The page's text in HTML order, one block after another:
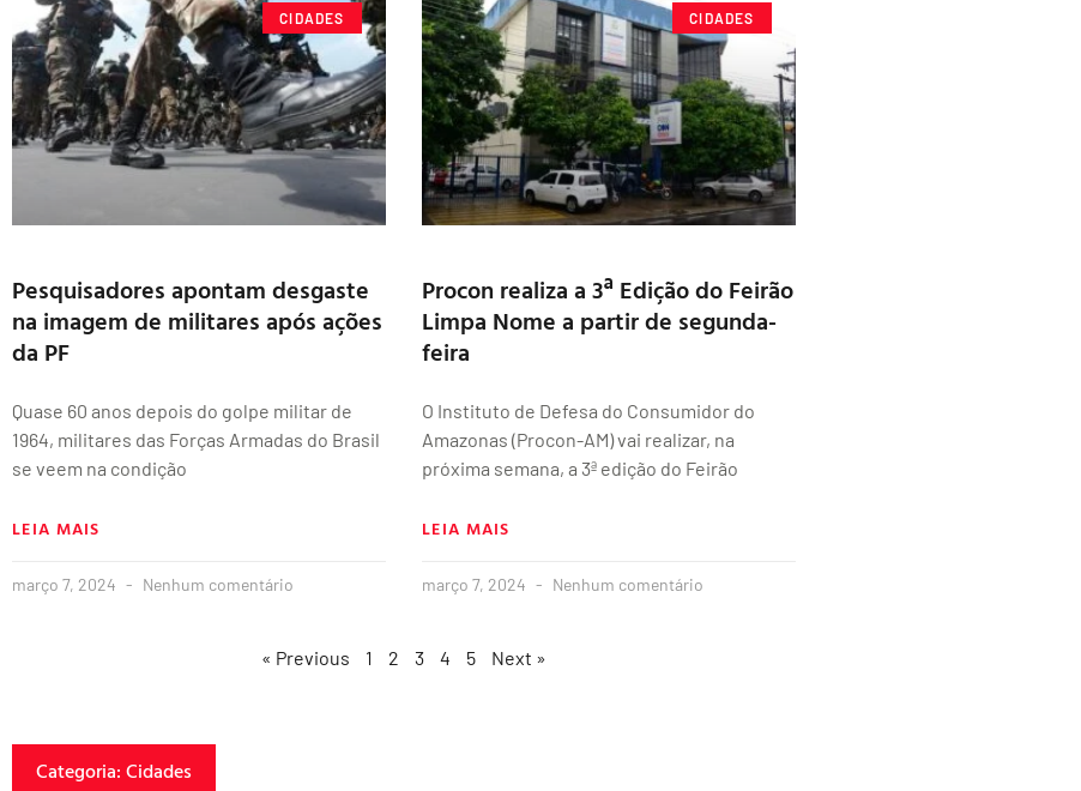
CIDADES
Pesquisadores apontam desgaste
na imagem de militares após ações
da PF
Quase 60 anos depois do golpe militar de
1964, militares das Forças Armadas do Brasil
se veem na condição
LEIA MAIS
março 7, 2024 Nenhum comentário
CIDADES
Procon realiza a 3ª Edição do Feirão
Limpa Nome a partir de segunda-
feira
O Instituto de Defesa do Consumidor do
Amazonas (Procon-AM) vai realizar, na
próxima semana, a 3ª edição do Feirão
LEIA MAIS
março 7, 2024 Nenhum comentário
« Previous 1 2 3 4 5 Next »
Categoria: Cidades